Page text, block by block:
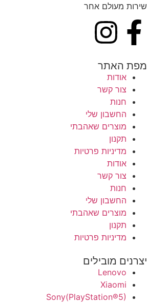
שירות מעולם אחר
מפת האתר
אודות
צור קשר
חנות
החשבון שלי
מוצרים שאהבתי
תקנון
מדיניות פרטיות
אודות
צור קשר
חנות
החשבון שלי
מוצרים שאהבתי
תקנון
מדיניות פרטיות
יצרנים מובילים
Lenovo
Xiaomi
Sony(PlayStation®5)